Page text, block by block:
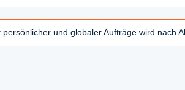
persönlicher und globaler Aufträge wird nach